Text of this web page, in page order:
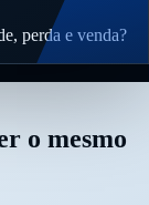
perda e venda?
o mesmo